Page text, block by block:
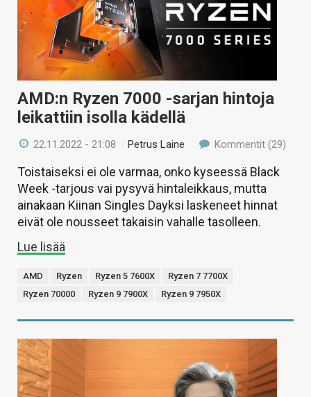
KAUPPA
VAIHDA TEEMA
HAKU
AMD:n Ryzen 7000 -sarjan hintoja
leikattiin isolla kädellä
22.11.2022 - 21:08 /Petrus Laine Kommentit (29)
Toistaiseksi ei ole varmaa, onko kyseessä Black
Week -tarjous vai pysyvä hintaleikkaus, mutta
ainakaan Kiinan Singles Dayksi laskeneet hinnat
eivät ole nousseet takaisin vahalle tasolleen.
Lue lisää
AMD Ryzen Ryzen 5 7600X
Ryzen 7 7700X
Ryzen 70000
Ryzen 9 7900X Ryzen 9 7950X